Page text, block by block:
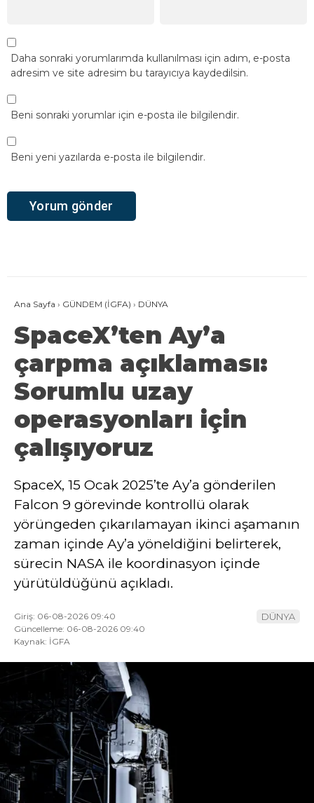
Daha sonraki yorumlarımda kullanılması için adım, e-posta
adresim ve site adresim bu tarayıcıya kaydedilsin.
Beni sonraki yorumlar için e-posta ile bilgilendir.
Beni yeni yazılarda e-posta ile bilgilendir.
Ana Sayfa › GÜNDEM (İGFA) › DÜNYA
SpaceX’ten Ay’a
çarpma açıklaması:
Sorumlu uzay
operasyonları için
çalışıyoruz
SpaceX, 15 Ocak 2025’te Ay’a gönderilen
Falcon 9 görevinde kontrollü olarak
yörüngeden çıkarılamayan ikinci aşamanın
zaman içinde Ay’a yöneldiğini belirterek,
sürecin NASA ile koordinasyon içinde
yürütüldüğünü açıkladı.
Giriş: 06-08-2026 09:40
Güncelleme: 06-08-2026 09:40
Kaynak: İGFA
DÜNYA